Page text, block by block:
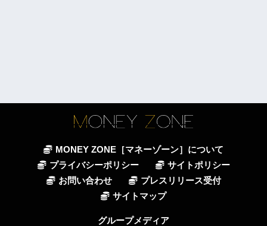
MONEY ZONE［マネーゾーン］について
プライバシーポリシー
サイトポリシー
お問い合わせ
プレスリリース受付
サイトマップ
グループメディア